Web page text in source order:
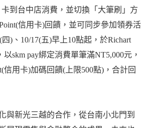
卡到台中店消費，並切換「大筆刷」方
信用卡)回饋，並可同步參加領券活
)、10/17(五)早上10點起，於Richart
skm pay綁定消費單筆滿NT5,000元，
信用卡)加碼回饋(上限500點)，合計回
與新光三越的合作，從台南小北門到